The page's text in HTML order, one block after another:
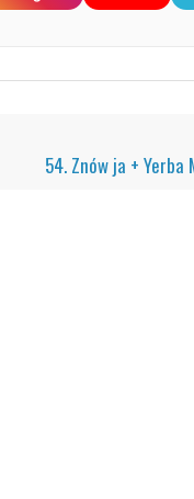
54. Znów ja + Yerba